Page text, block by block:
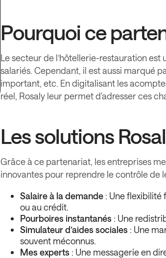
Pourquoi ce
Le secteur de l’hôtellerie-restauration est
salariés. Cependant, il est aussi marqué
important, etc. En digitalisant les
réel, Rosaly leur permet d'adresser ces
Les solutions
Grâce à ce partenariat, les entreprises
innovantes pour reprendre le contrôle de
Salaire à la demande : Une flexibilité
ou au crédit.
Pourboires instantanés : Une
Simulateur d’aides sociales : Une
souvent méconnus.
Mes experts : Une messagerie en